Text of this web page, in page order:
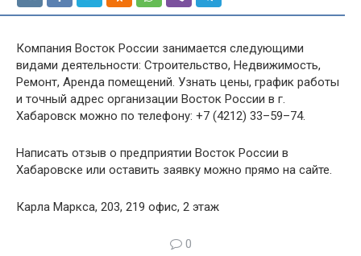
Компания Восток России занимается следующими
видами деятельности: Строительство, Недвижимость,
Ремонт, Аренда помещений. Узнать цены, график работы
и точный адрес организации Восток России в г.
Хабаровск можно по телефону: +7 (4212) 33–59–74.
Написать отзыв о предприятии Восток России в
Хабаровске или оставить заявку можно прямо на сайте.
Карла Маркса, 203, 219 офис, 2 этаж
0